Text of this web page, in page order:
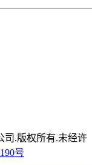
司.版权所有.未经许
号